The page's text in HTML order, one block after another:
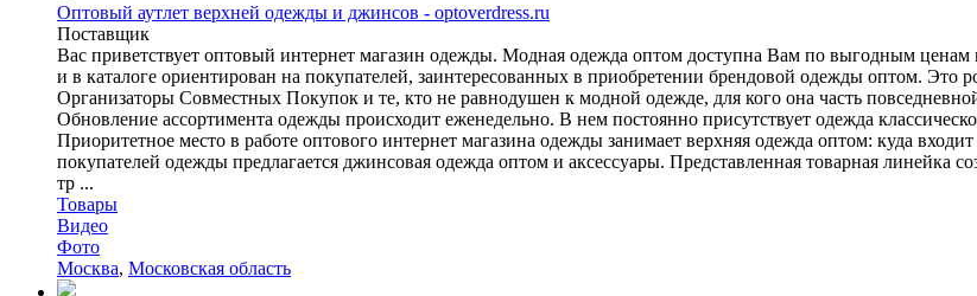
Оптовый аутлет верхней одежды и джинсов - optoverdress.ru
Поставщик
Вас приветствует оптовый интернет магазин одежды. Модная одежда оптом доступна Вам по выгодным
и в каталоге ориентирован на покупателей, заинтересованных в приобретении брендовой одежды оптом.
Организаторы Совместных Покупок и те, кто не равнодушен к модной одежде, для кого она часть
Обновление ассортимента одежды происходит еженедельно. В нем постоянно присутствует одежда
Приоритетное место в работе оптового интернет магазина одежды занимает верхняя одежда оптом: куда
покупателей одежды предлагается джинсовая одежда оптом и аксессуары. Представленная товарная
тр ...
Товары
Видео
Фото
Москва, Московская область